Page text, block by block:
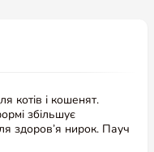
котів і кошенят.
збільшує
здоров’я нирок. Пауч